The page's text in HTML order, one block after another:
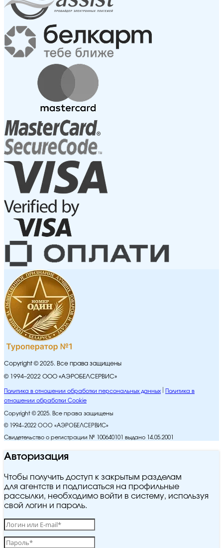
Copyright © 2025. Все права защищены
© 1994–2022 ООО «АЭРОБЕЛСЕРВИС»
Политика в отношении обработки персональных данных
Политика в
отношении обработки Cookie
Copyright © 2025. Все права защищены
© 1994–2022 ООО «АЭРОБЕЛСЕРВИС»
Свидетельство о регистрации № 100640101 выдано 14.05.2001
Авторизация
Чтобы получить доступ к закрытым разделам
для агентств и подписаться на профильные
рассылки, необходимо войти в систему, используя
свой логин и пароль.